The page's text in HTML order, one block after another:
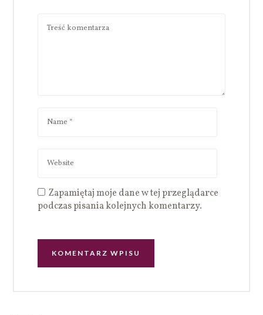
Zapamiętaj moje dane w tej przeglądarce
podczas pisania kolejnych komentarzy.